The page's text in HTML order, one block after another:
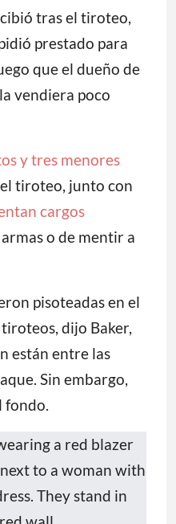
tras el tiroteo,
prestado para
que el dueño de
vendiera poco
y tres menores
tiroteo, junto con
cargos
o de mentir a
pisoteadas en el
dijo Baker,
están entre las
Sin embargo,
fondo.